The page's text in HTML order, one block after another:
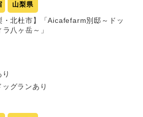
山梨県
・北杜市】「Aicafefarm別邸～ドッ
ラ八ヶ岳～」
グランあり